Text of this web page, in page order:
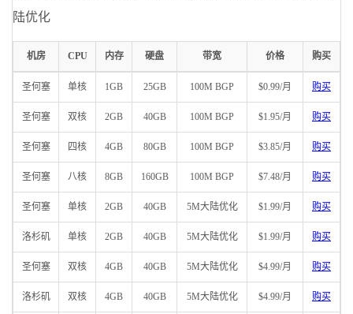
陆优化
机房 CPU 内存 硬盘 带宽 价格 购买
圣何塞 单核 1GB 25GB 100M BGP $0.99/月 购买
圣何塞 双核 2GB 40GB 100M BGP $1.95/月 购买
圣何塞 四核 4GB 80GB 100M BGP $3.85/月 购买
圣何塞 八核 8GB 160GB 100M BGP $7.48/月 购买
圣何塞 单核 2GB 40GB 5M大陆优化 $1.99/月 购买
洛杉矶 单核 2GB 40GB 5M大陆优化 $1.99/月 购买
圣何塞 双核 4GB 40GB 5M大陆优化 $4.99/月 购买
洛杉矶 双核 4GB 40GB 5M大陆优化 $4.99/月 购买